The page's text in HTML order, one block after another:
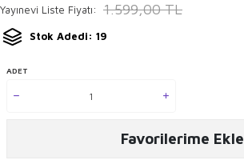
Yayınevi Liste Fiyatı: 1.599,00TL
Stok Adedi: 19
ADET
Favorilerime Ekle